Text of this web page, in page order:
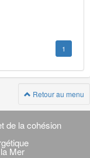
1
Retour au menu
de la cohésion
Mer